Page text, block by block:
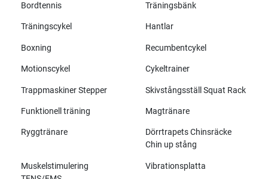
Bordtennis Träningsbänk
Träningscykel Hantlar
Boxning Recumbentcykel
Motionscykel Cykeltrainer
Trappmaskiner Stepper Skivstångsställ Squat Rack
Funktionell träning Magtränare
Ryggtränare
Dörrtrapets Chinsräcke
Chin up stång
Muskelstimulering
Vibrationsplatta